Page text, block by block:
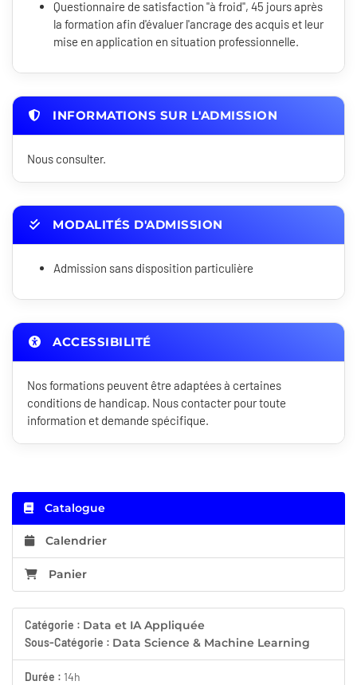
Questionnaire de satisfaction "à froid", 45 jours après
la formation afin d'évaluer l'ancrage des acquis et leur
mise en application en situation professionnelle.
INFORMATIONS SUR L'ADMISSION
Nous consulter.
MODALITÉS D'ADMISSION
Admission sans disposition particulière
ACCESSIBILITÉ
Nos formations peuvent être adaptées à certaines
conditions de handicap. Nous contacter pour toute
information et demande spécifique.
Catalogue
Calendrier
Panier
Catégorie : Data et IA Appliquée
Sous-Catégorie : Data Science & Machine Learning
Durée : 14h